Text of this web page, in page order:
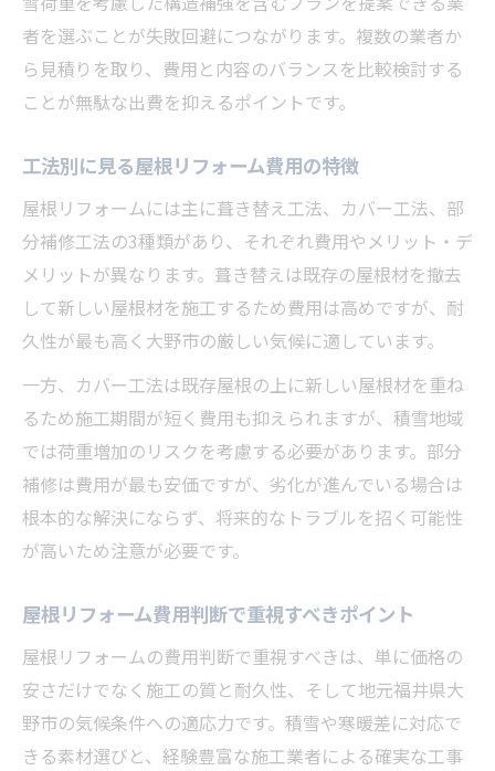
者を選ぶことが失敗回避につながります。複数の業者か
ら見積りを取り、費用と内容のバランスを比較検討する
ことが無駄な出費を抑えるポイントです。
工法別に見る屋根リフォーム費用の特徴
屋根リフォームには主に葺き替え工法、カバー工法、部
分補修工法の3種類があり、それぞれ費用やメリット・デ
メリットが異なります。葺き替えは既存の屋根材を撤去
して新しい屋根材を施工するため費用は高めですが、耐
久性が最も高く大野市の厳しい気候に適しています。
一方、カバー工法は既存屋根の上に新しい屋根材を重ね
るため施工期間が短く費用も抑えられますが、積雪地域
では荷重増加のリスクを考慮する必要があります。部分
補修は費用が最も安価ですが、劣化が進んでいる場合は
根本的な解決にならず、将来的なトラブルを招く可能性
が高いため注意が必要です。
屋根リフォーム費用判断で重視すべきポイント
屋根リフォームの費用判断で重視すべきは、単に価格の
安さだけでなく施工の質と耐久性、そして地元福井県大
野市の気候条件への適応力です。積雪や寒暖差に対応で
きる素材選びと、経験豊富な施工業者による確実な工事